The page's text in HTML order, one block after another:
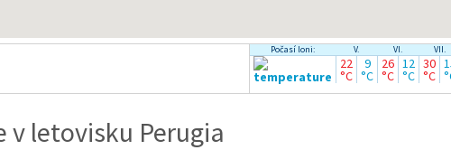
Počasí loni: V. VI. VII.
22
°C
9
°C
26
°C
12
°C
30
°C
v letovisku Perugia